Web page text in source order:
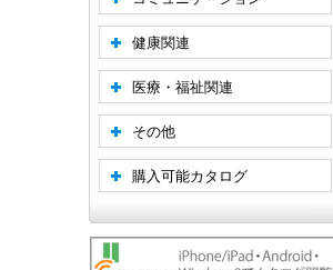
健康関連
医療・福祉関連
その他
購入可能カタログ